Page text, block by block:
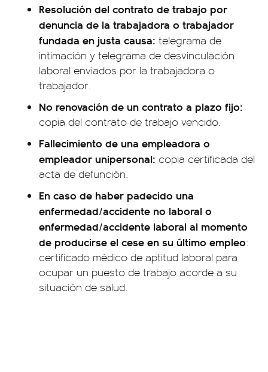
Resolución del contrato de trabajo por
denuncia de la trabajadora o trabajador
fundada en justa causa: telegrama de
intimación y telegrama de desvinculación
laboral enviados por la trabajadora o
trabajador.
No renovación de un contrato a plazo fijo:
copia del contrato de trabajo vencido.
Fallecimiento de una empleadora o
empleador unipersonal: copia certificada del
acta de defunción.
En caso de haber padecido una
enfermedad/accidente no laboral o
enfermedad/accidente laboral al momento
de producirse el cese en su último empleo:
certificado médico de aptitud laboral para
ocupar un puesto de trabajo acorde a su
situación de salud.